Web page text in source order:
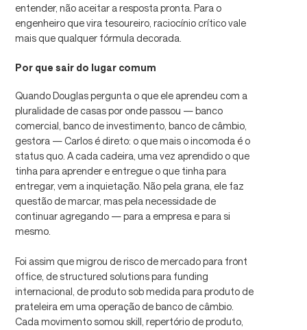
entender, não aceitar a resposta pronta. Para o
engenheiro que vira tesoureiro, raciocínio crítico vale
mais que qualquer fórmula decorada.
Por que sair do lugar comum
Quando Douglas pergunta o que ele aprendeu com a
pluralidade de casas por onde passou — banco
comercial, banco de investimento, banco de câmbio,
gestora — Carlos é direto: o que mais o incomoda é o
status quo. A cada cadeira, uma vez aprendido o que
tinha para aprender e entregue o que tinha para
entregar, vem a inquietação. Não pela grana, ele faz
questão de marcar, mas pela necessidade de
continuar agregando — para a empresa e para si
mesmo.
Foi assim que migrou de risco de mercado para front
office, de structured solutions para funding
internacional, de produto sob medida para produto de
prateleira em uma operação de banco de câmbio.
Cada movimento somou skill, repertório de produto,